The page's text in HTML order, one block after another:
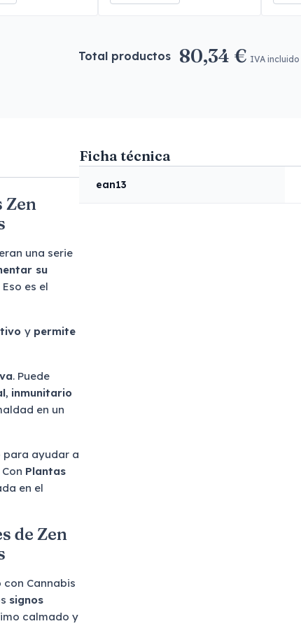
Total productos 80,34 € IVA incluido
Zen
una serie
su
es el
y permite
. Puede
, inmunitario
en un
ayudar a
Plantas
en el
de Zen
Cannabis
signos
calmado y
Ficha técnica
ean13